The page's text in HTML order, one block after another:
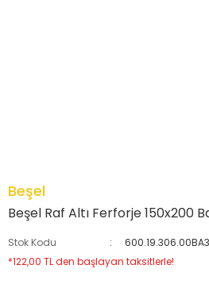
Beşel
Beşel Raf Altı Ferforje 150x200
Stok Kodu
*122,00 TL den başlayan taksitlerle!